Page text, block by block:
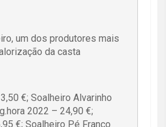
um dos produtores mais
da casta
€; Soalheiro Alvarinho
2022 – 24,90 €;
€; Soalheiro Pé Franco